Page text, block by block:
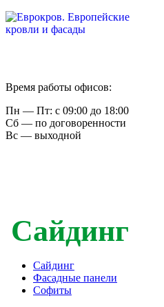
Время работы офисов:
Пн — Пт: с 09:00 до 18:00
Сб — по договоренности
Вс — выходной
Сайдинг
Сайдинг
Фасадные панели
Софиты